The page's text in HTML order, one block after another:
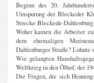
Beginn des 20.
Umspurung der Bleckeder
Strecke Bleckede-
Woher kamen die Arbeiter
dem ehemaligen
Dahlenburger Straße? Lohnte
Wie gelangten
Weltkrieg in den Ölhof, der
Die Fragen, die sich